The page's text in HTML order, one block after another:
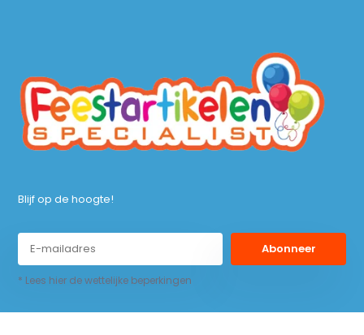
Blijf op de hoogte!
Abonneer
* Lees hier de wettelijke beperkingen